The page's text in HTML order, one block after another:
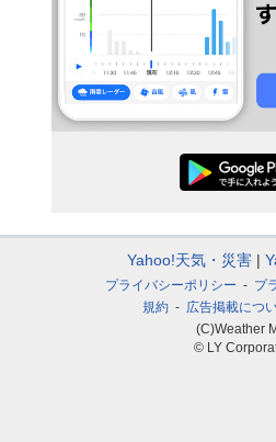
Yahoo!天気・災害
プライバシーポリシー
プ
規約
広告掲載につ
(C)Weather
© LY